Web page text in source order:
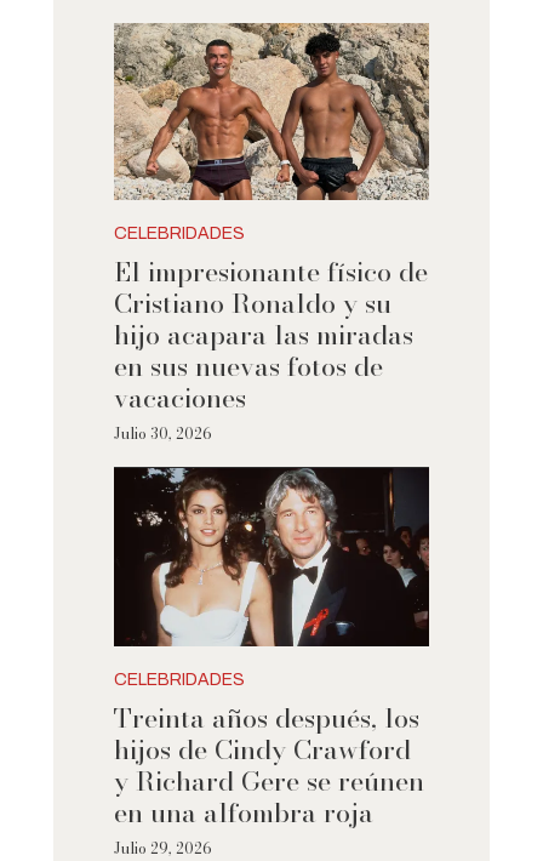
CELEBRIDADES
El impresionante físico de
Cristiano Ronaldo y su
hijo acapara las miradas
en sus nuevas fotos de
vacaciones
Julio 30, 2026
CELEBRIDADES
Treinta años después, los
hijos de Cindy Crawford
y Richard Gere se reúnen
en una alfombra roja
Julio 29, 2026